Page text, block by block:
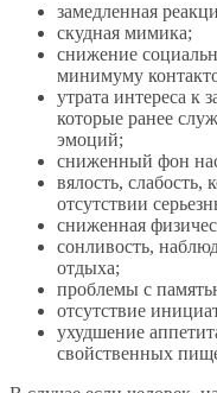
замедленная
скудная мимика;
снижение
минимуму
утрата интереса к
которые ранее
эмоций;
сниженный фон
вялость, слабость,
отсутствии
сниженная
сонливость,
отдыха;
проблемы с
отсутствие
ухудшение
свойственных